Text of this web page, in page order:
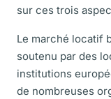
sur ces trois
Le marché locatif
soutenu par des
institutions
de nombreuses